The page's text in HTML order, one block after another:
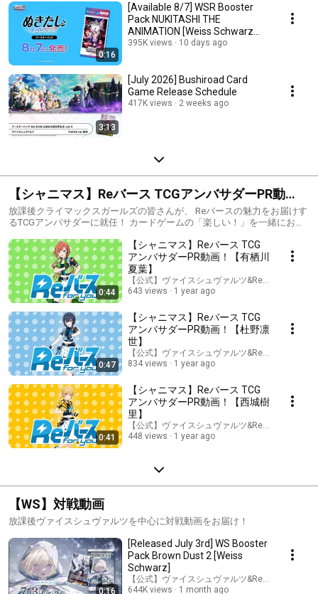
0:16
[Available 8/7] WSR Booster
Pack NUKITASHI THE
ANIMATION [Weiss Schwarz
Rose]
395K views 10 days ago
3:13
[July 2026] Bushiroad Card
Game Release Schedule
417K views 2 weeks ago
【シャニマス】Reバース TCGアンバサダーPR動
画！【放課後クライマックスガールズ】
放課後クライマックスガールズの皆さんが、 Reバースの魅力をお届けす
るTCGアンバサダーに就任！ カードゲームの「楽しい！」を一緒にお伝
0:44
【シャニマス】Reバース TCG
アンバサダーPR動画！【有栖川
夏葉】
【公式】ヴァイスシュヴァルツ&Reバースチャン
643 views
1 year ago
0:47
【シャニマス】Reバース TCG
アンバサダーPR動画！【杜野凛
世】
【公式】ヴァイスシュヴァルツ&Reバースチャン
834 views
1 year ago
0:41
【シャニマス】Reバース TCG
アンバサダーPR動画！【西城樹
里】
【公式】ヴァイスシュヴァルツ&Reバースチャン
448 views
1 year ago
【WS】対戦動画
放課後ヴァイスシュヴァルツを中心に対戦動画をお届け！
0:16
[Released July 3rd] WS Booster
Pack Brown Dust 2 [Weiss
Schwarz]
【公式】ヴァイスシュヴァルツ&Reバースチャン
644K views
1 month ago